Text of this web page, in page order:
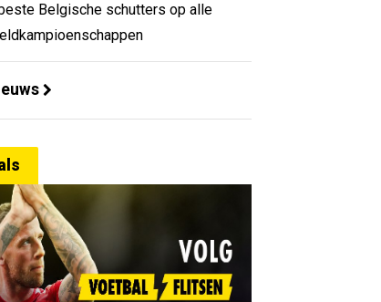
Belgische schutters op alle